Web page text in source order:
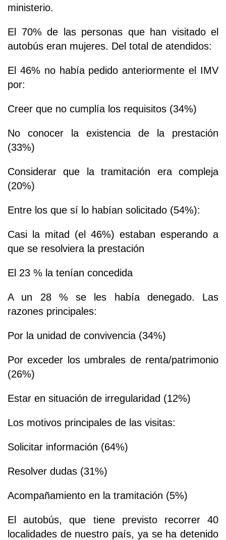
ministerio.
El 70% de las personas que han visitado el
autobús eran mujeres. Del total de atendidos:
El 46% no había pedido anteriormente el IMV
por:
Creer que no cumplía los requisitos (34%)
No conocer la existencia de la prestación
(33%)
Considerar que la tramitación era compleja
(20%)
Entre los que sí lo habían solicitado (54%):
Casi la mitad (el 46%) estaban esperando a
que se resolviera la prestación
El 23 % la tenían concedida
A un 28 % se les había denegado. Las
razones principales:
Por la unidad de convivencia (34%)
Por exceder los umbrales de renta/patrimonio
(26%)
Estar en situación de irregularidad (12%)
Los motivos principales de las visitas:
Solicitar información (64%)
Resolver dudas (31%)
Acompañamiento en la tramitación (5%)
El autobús, que tiene previsto recorrer 40
localidades de nuestro país, ya se ha detenido